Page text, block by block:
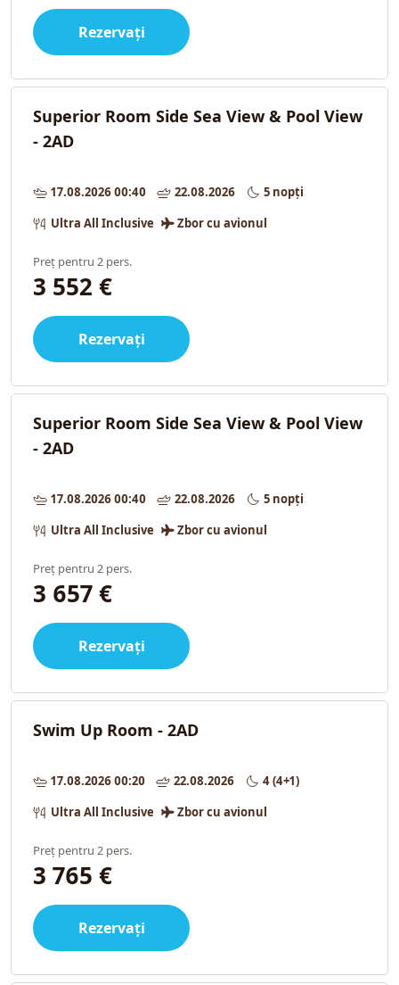
Rezervați
Superior Room Side Sea View & Pool View
- 2AD
17.08.2026 00:40 22.08.2026
5 nopți
Ultra All Inclusive
Zbor cu avionul
Preț pentru 2 pers.
3 552 €
Rezervați
Superior Room Side Sea View & Pool View
- 2AD
17.08.2026 00:40 22.08.2026
5 nopți
Ultra All Inclusive
Zbor cu avionul
Preț pentru 2 pers.
3 657 €
Rezervați
Swim Up Room - 2AD
17.08.2026 00:20 22.08.2026
4 (4+1)
Ultra All Inclusive
Zbor cu avionul
Preț pentru 2 pers.
3 765 €
Rezervați